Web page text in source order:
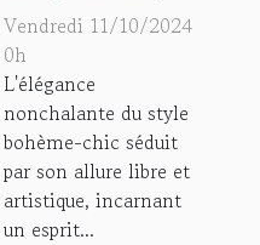
bohème-chic
dans votre
quotidien
Vendredi 11/10/2024
0h
L'élégance
nonchalante du style
bohème-chic séduit
par son allure libre et
artistique, incarnant
un esprit...